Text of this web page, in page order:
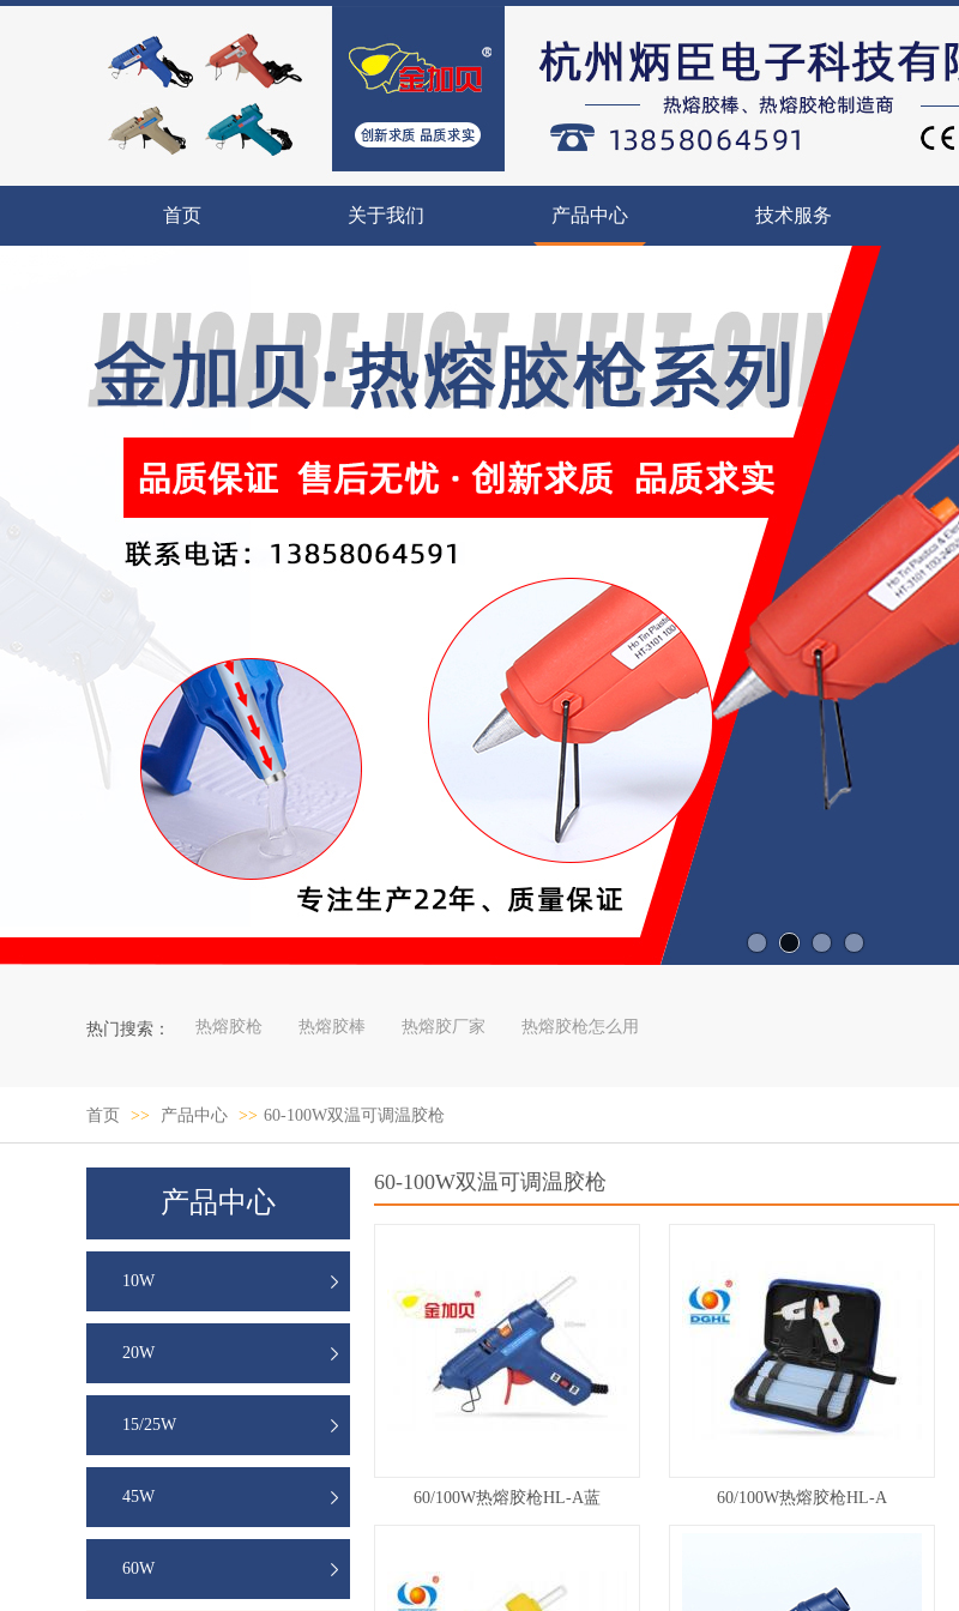
首页 关于我们 产品中心 技术服务
热熔胶枪 热熔胶棒 热熔胶厂家 热熔胶枪怎么用
热门搜索：
首页 >> 产品中心 >> 60-100W双温可调温胶枪
产品中心
10W
20W
15/25W
45W
60W
60-100W双温可调温胶枪
60/100W热熔胶枪HL-A蓝 60/100W热熔胶枪HL-A